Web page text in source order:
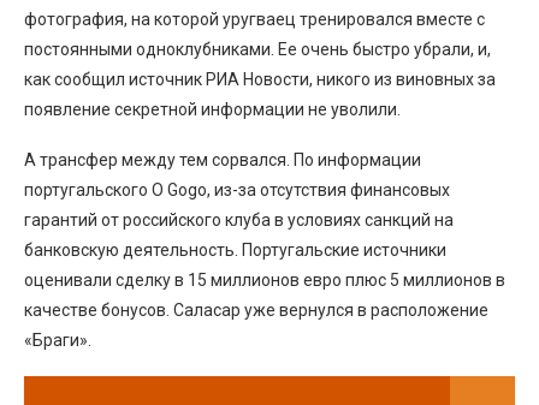
фотография, на которой уругваец тренировался вместе с
постоянными одноклубниками. Ее очень быстро убрали, и,
как сообщил источник РИА Новости, никого из виновных за
появление секретной информации не уволили.
А трансфер между тем сорвался. По информации
португальского O Gogo, из-за отсутствия финансовых
гарантий от российского клуба в условиях санкций на
банковскую деятельность. Португальские источники
оценивали сделку в 15 миллионов евро плюс 5 миллионов в
качестве бонусов. Саласар уже вернулся в расположение
«Браги».